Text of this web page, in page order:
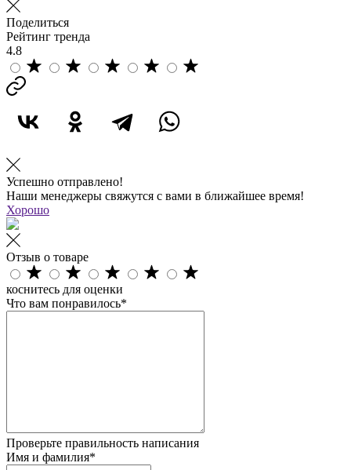
Поделиться
Рейтинг тренда
4.8
Успешно отправлено!
Наши менеджеры свяжутся с вами в ближайшее время!
Хорошо
Отзыв о товаре
коснитесь для оценки
Что вам понравилось*
Проверьте правильность написания
Имя и фамилия*